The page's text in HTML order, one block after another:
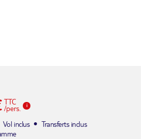
TTC
/pers.
Vol inclus
Transferts inclus